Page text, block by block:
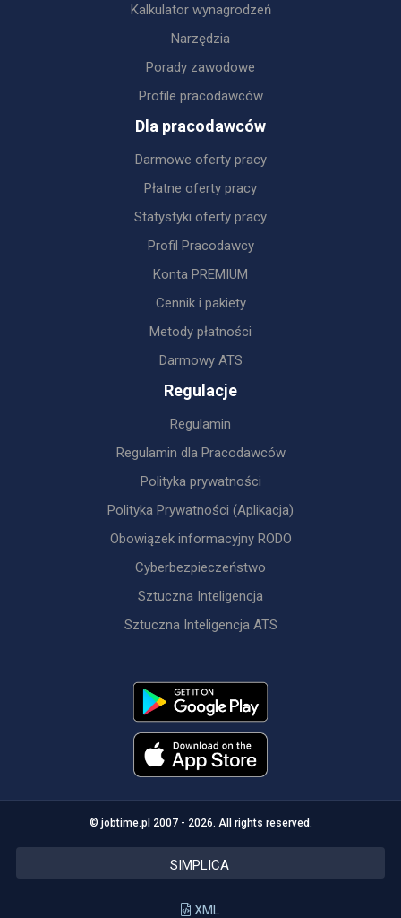
Kalkulator wynagrodzeń
Narzędzia
Porady zawodowe
Profile pracodawców
Dla pracodawców
Darmowe oferty pracy
Płatne oferty pracy
Statystyki oferty pracy
Profil Pracodawcy
Konta PREMIUM
Cennik i pakiety
Metody płatności
Darmowy ATS
Regulacje
Regulamin
Regulamin dla Pracodawców
Polityka prywatności
Polityka Prywatności (Aplikacja)
Obowiązek informacyjny RODO
Cyberbezpieczeństwo
Sztuczna Inteligencja
Sztuczna Inteligencja ATS
© jobtime.pl 2007 - 2026. All rights reserved.
SIMPLICA
XML